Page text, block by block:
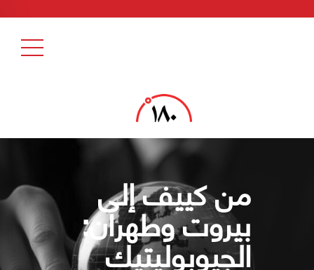
من كييف إلى
بيروت وطهران:
الجيوبوليتيك